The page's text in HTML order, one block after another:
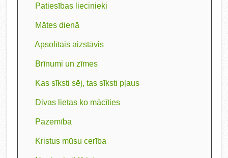
Patiesības liecinieki
Mātes dienā
Apsolītais aizstāvis
Brīnumi un zīmes
Kas sīksti sēj, tas sīksti pļaus
Divas lietas ko mācīties
Pazemība
Kristus mūsu cerība